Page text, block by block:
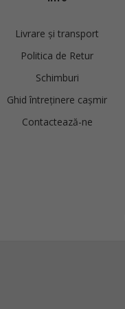
285.00
Mărimi:
Livrare și transport
Politica de Retur
Schimburi
Ghid întreținere cașmir
Contactează-ne